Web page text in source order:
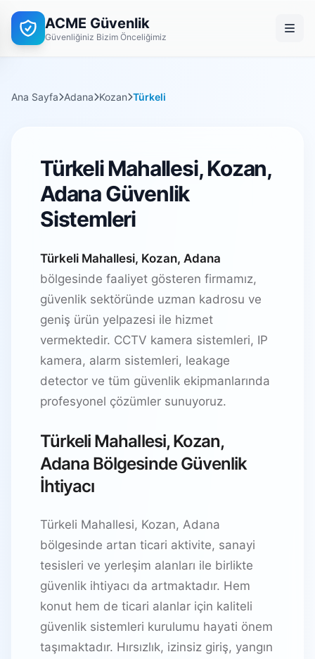
ACME Güvenlik
Güvenliğiniz Bizim Önceliğimiz
Ana Sayfa Adana Kozan Türkeli
Türkeli Mahallesi, Kozan,
Adana Güvenlik
Sistemleri
Türkeli Mahallesi, Kozan, Adana
bölgesinde faaliyet gösteren firmamız,
güvenlik sektöründe uzman kadrosu ve
geniş ürün yelpazesi ile hizmet
vermektedir. CCTV kamera sistemleri, IP
kamera, alarm sistemleri, leakage
detector ve tüm güvenlik ekipmanlarında
profesyonel çözümler sunuyoruz.
Türkeli Mahallesi, Kozan,
Adana Bölgesinde Güvenlik
İhtiyacı
Türkeli Mahallesi, Kozan, Adana
bölgesinde artan ticari aktivite, sanayi
tesisleri ve yerleşim alanları ile birlikte
güvenlik ihtiyacı da artmaktadır. Hem
konut hem de ticari alanlar için kaliteli
güvenlik sistemleri kurulumu hayati önem
taşımaktadır. Hırsızlık, izinsiz giriş, yangın